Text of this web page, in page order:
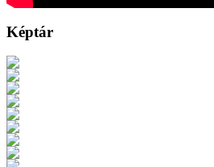
Képtár